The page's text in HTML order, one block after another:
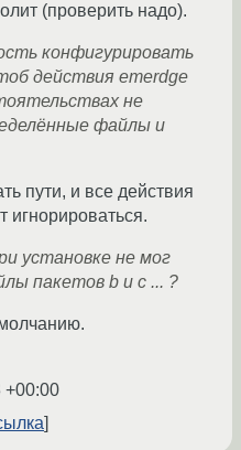
(проверить надо).
конфигурировать
действия emerdge
не
файлы и
пути, и все действия
игнорироваться.
установке не мог
пакетов b и с ... ?
+00:00